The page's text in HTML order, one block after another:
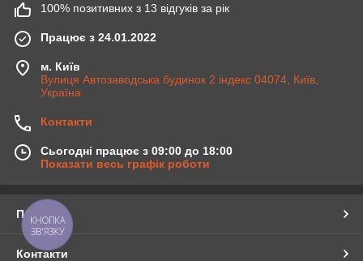
100% позитивних з 13 відгуків за рік
Працює з 24.01.2022
м. Київ
Вулиця Автозаводська будинок 2 індекс 04074, Київ,
Україна
Контакти
Сьогодні працює з 09:00 до 18:00
Показати весь графік роботи
Про нас
Контакти
КНОПКА
ЗВ'ЯЗКУ